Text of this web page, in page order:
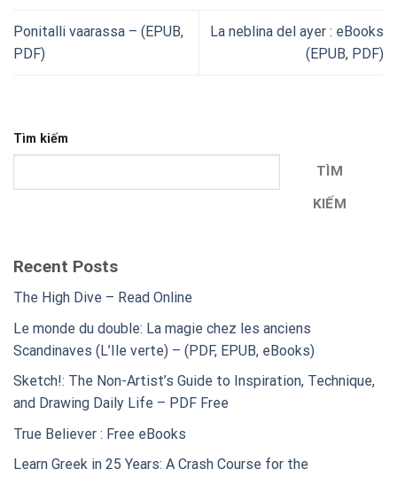
Ponitalli vaarassa – (EPUB,
PDF)
La neblina del ayer : eBooks
(EPUB, PDF)
Tìm kiếm
TÌM
KIẾM
Recent Posts
The High Dive – Read Online
Le monde du double: La magie chez les anciens
Scandinaves (L’Ile verte) – (PDF, EPUB, eBooks)
Sketch!: The Non-Artist’s Guide to Inspiration, Technique,
and Drawing Daily Life – PDF Free
True Believer : Free eBooks
Learn Greek in 25 Years: A Crash Course for the